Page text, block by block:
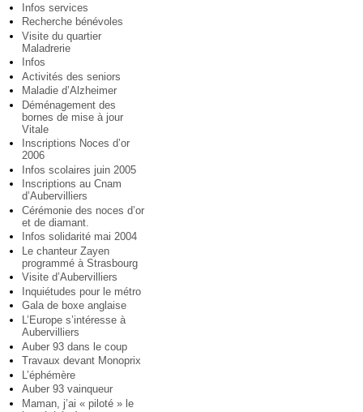
Infos services
Recherche bénévoles
Visite du quartier
Maladrerie
Infos
Activités des seniors
Maladie d’Alzheimer
Déménagement des
bornes de mise à jour
Vitale
Inscriptions Noces d’or
2006
Infos scolaires juin 2005
Inscriptions au Cnam
d’Aubervilliers
Cérémonie des noces d’or
et de diamant.
Infos solidarité mai 2004
Le chanteur Zayen
programmé à Strasbourg
Visite d’Aubervilliers
Inquiétudes pour le métro
Gala de boxe anglaise
L’Europe s’intéresse à
Aubervilliers
Auber 93 dans le coup
Travaux devant Monoprix
L’éphémère
Auber 93 vainqueur
Maman, j’ai « piloté » le